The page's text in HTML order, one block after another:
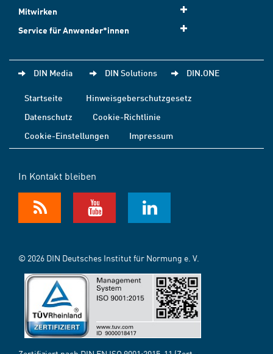
Mitwirken
Service für Anwender*innen
DIN Media DIN Solutions DIN.ONE
Startseite
Hinweisgeberschutzgesetz
Datenschutz
Cookie-Richtlinie
Cookie-Einstellungen
Impressum
In Kontakt bleiben
© 2026 DIN Deutsches Institut für Normung e. V.